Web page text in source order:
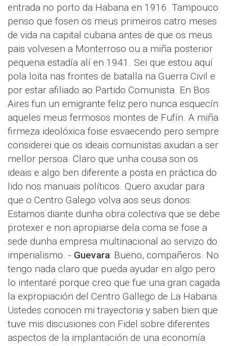
entrada no porto da Habana en 1916. Tampouco
penso que fosen os meus primeiros catro meses
de vida na capital cubana antes de que os meus
pais volvesen a Monterroso ou a miña posterior
pequena estadía alí en 1941. Sei que estou aquí
pola loita nas frontes de batalla na Guerra Civil e
por estar afiliado ao Partido Comunista. En Bos
Aires fun un emigrante feliz pero nunca esquecín
aqueles meus fermosos montes de Fufín. A miña
firmeza ideolóxica foise esvaecendo pero sempre
considerei que os ideais comunistas axudan a ser
mellor persoa. Claro que unha cousa son os
ideais e algo ben diferente a posta en práctica do
lido nos manuais políticos. Quero axudar para
que o Centro Galego volva aos seus donos.
Estamos diante dunha obra colectiva que se debe
protexer e non apropiarse dela coma se fose a
sede dunha empresa multinacional ao servizo do
imperialismo. - Guevara: Bueno, compañeros. No
tengo nada claro que pueda ayudar en algo pero
lo intentaré porque creo que fue una gran cagada
la expropiación del Centro Gallego de La Habana.
Ustedes conocen mi trayectoria y saben bien que
tuve mis discusiones con Fidel sobre diferentes
aspectos de la implantación de una economía